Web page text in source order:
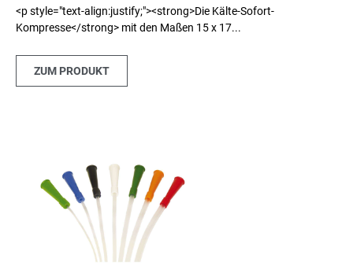
<p style="text-align:justify;"><strong>Die Kälte-Sofort-
Kompresse</strong> mit den Maßen 15 x 17...
ZUM PRODUKT